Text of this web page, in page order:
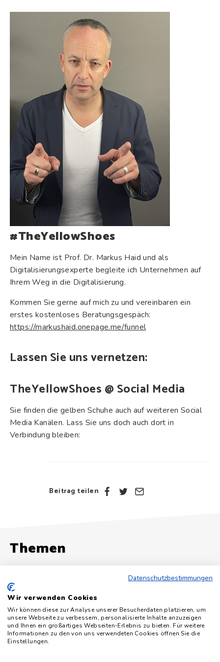
#TheYellowShoes
Mein Name ist Prof. Dr. Markus Haid und als
Digitalisierungsexperte begleite ich Unternehmen auf
Ihrem Weg in die Digitalisierung.
Kommen Sie gerne auf mich zu und vereinbaren ein
erstes kostenloses Beratungsgespäch:
https://markushaid.onepage.me/funnel
Lassen Sie uns vernetzen:
TheYellowShoes @ Social Media
Sie finden die gelben Schuhe auch auf weiteren Social
Media Kanälen. Lass Sie uns doch auch dort in
Verbindung bleiben:
Beitrag teilen
Themen
Alle Artikel zu „Podcast“
Datenschutzbestimmungen
Wir verwenden Cookies
Wir können diese zur Analyse unserer Besucherdaten platzieren, um
unsere Webseite zu verbessern, personalisierte Inhalte anzuzeigen
und Ihnen ein großartiges Webseiten-Erlebnis zu bieten. Für weitere
Informationen zu den von uns verwendeten Cookies öffnen Sie die
Einstellungen.